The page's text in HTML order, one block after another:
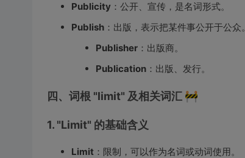
Publicity：公开、宣传，是名词形式。
Publish：出版，表示把某件事公开于公众。
Publisher：出版商。
Publication：出版、发行。
四、词根 "limit" 及相关词汇 🚧
1. "Limit" 的基础含义
Limit：限制，可以作为名词或动词使用。